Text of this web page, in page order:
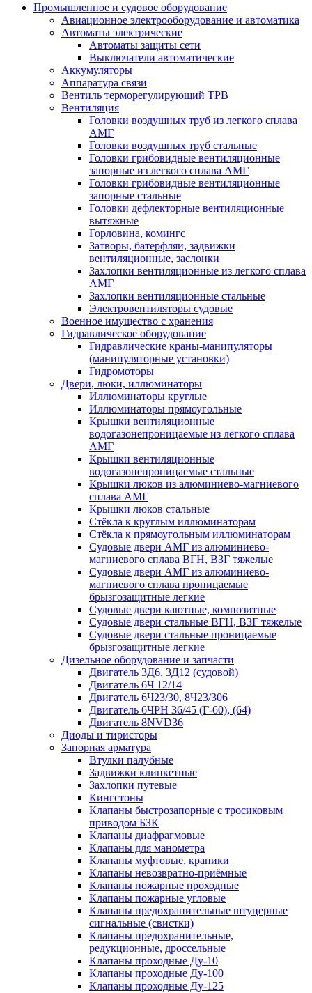
Промышленное и судовое оборудование
Авиационное электрооборудование и автоматика
Автоматы электрические
Автоматы защиты сети
Выключатели автоматические
Аккумуляторы
Аппаратура связи
Вентиль терморегулирующий ТРВ
Вентиляция
Головки воздушных труб из легкого сплава
АМГ
Головки воздушных труб стальные
Головки грибовидные вентиляционные
запорные из легкого сплава АМГ
Головки грибовидные вентиляционные
запорные стальные
Головки дефлекторные вентиляционные
вытяжные
Горловина, комингс
Затворы, батерфляи, задвижки
вентиляционные, заслонки
Захлопки вентиляционные из легкого сплава
АМГ
Захлопки вентиляционные стальные
Электровентиляторы судовые
Военное имущество с хранения
Гидравлическое оборудование
Гидравлические краны-манипуляторы
(манипуляторные установки)
Гидромоторы
Двери, люки, иллюминаторы
Иллюминаторы круглые
Иллюминаторы прямоугольные
Крышки вентиляционные
водогазонепроницаемые из лёгкого сплава
АМГ
Крышки вентиляционные
водогазонепроницаемые стальные
Крышки люков из алюминиево-магниевого
сплава АМГ
Крышки люков стальные
Стёкла к круглым иллюминаторам
Стёкла к прямоугольным иллюминаторам
Судовые двери АМГ из алюминиево-
магниевого сплава ВГН, ВЗГ тяжелые
Судовые двери АМГ из алюминиево-
магниевого сплава проницаемые
брызгозащитные легкие
Судовые двери каютные, композитные
Судовые двери стальные ВГН, ВЗГ тяжелые
Судовые двери стальные проницаемые
брызгозащитные легкие
Дизельное оборудование и запчасти
Двигатель 3Д6, 3Д12 (судовой)
Двигатель 6Ч 12/14
Двигатель 6Ч23/30, 8Ч23/306
Двигатель 6ЧРН 36/45 (Г-60), (64)
Двигатель 8NVD36
Диоды и тиристоры
Запорная арматура
Втулки палубные
Задвижки клинкетные
Захлопки путевые
Кингстоны
Клапаны быстрозапорные с тросиковым
приводом БЗК
Клапаны диафрагмовые
Клапаны для манометра
Клапаны муфтовые, краники
Клапаны невозвратно-приёмные
Клапаны пожарные проходные
Клапаны пожарные угловые
Клапаны предохранительные штуцерные
сигнальные (свистки)
Клапаны предохранительные,
редукционные, дроссельные
Клапаны проходные Ду-10
Клапаны проходные Ду-100
Клапаны проходные Ду-125